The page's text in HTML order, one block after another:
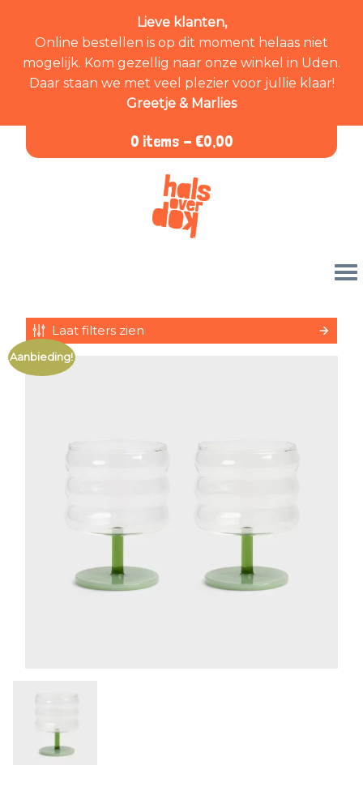
Lieve klanten,
Online bestellen is op dit moment helaas niet
mogelijk. Kom gezellig naar onze winkel in Uden.
Daar staan we met veel plezier voor jullie klaar!
Greetje & Marlies
0 items - €0,00
Laat filters zien
Aanbieding!